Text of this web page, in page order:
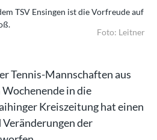
TSV Ensingen ist die Vorfreude auf
Foto: Leitner
Tennis-Mannschaften aus
in die
Kreiszeitung hat einen
der